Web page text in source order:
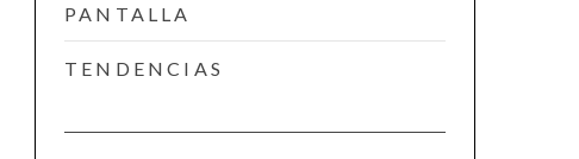
PANTALLA
TENDENCIAS